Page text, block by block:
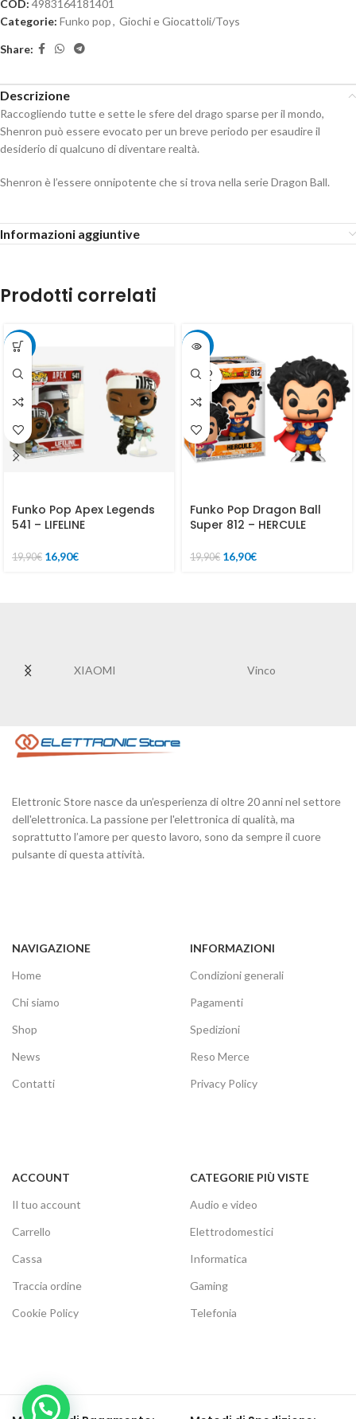
COD: 4983164181401
Categorie: Funko pop, Giochi e Giocattoli/Toys
Share:
Descrizione
Raccogliendo tutte e sette le sfere del drago sparse per il mondo,
Shenron può essere evocato per un breve periodo per esaudire il
desiderio di qualcuno di diventare realtà.
Shenron è l’essere onnipotente che si trova nella serie Dragon Ball.
Informazioni aggiuntive
Prodotti correlati
-15%
Funko Pop Apex Legends
541 – LIFELINE
19,90€ 16,90€
-15%
SOLD
OUT
Funko Pop Dragon Ball
Super 812 – HERCULE
19,90€ 16,90€
XIAOMI Vinco
Elettronic Store nasce da un’esperienza di oltre 20 anni nel settore
dell'elettronica. La passione per l'elettronica di qualità, ma
soprattutto l’amore per questo lavoro, sono da sempre il cuore
pulsante di questa attività.
NAVIGAZIONE
Home
Chi siamo
Shop
News
Contatti
INFORMAZIONI
Condizioni generali
Pagamenti
Spedizioni
Reso Merce
Privacy Policy
ACCOUNT
Il tuo account
Carrello
Cassa
Traccia ordine
Cookie Policy
CATEGORIE PIÙ VISTE
Audio e video
Elettrodomestici
Informatica
Gaming
Telefonia